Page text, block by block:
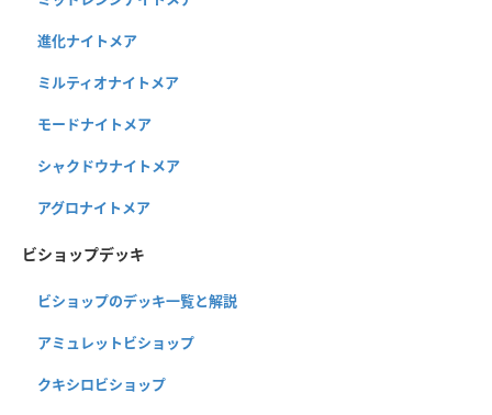
進化ナイトメア
ミルティオナイトメア
モードナイトメア
シャクドウナイトメア
アグロナイトメア
ビショップデッキ
ビショップのデッキ一覧と解説
アミュレットビショップ
クキシロビショップ